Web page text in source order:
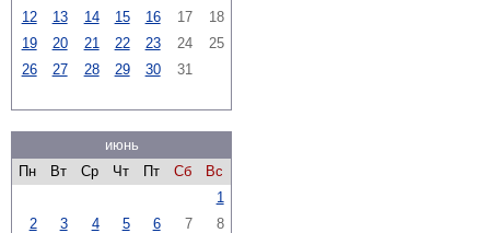
12
13 14 15 16 17
18
19
20 21 22 23 24
25
26
27 28 29 30 31
июнь
Пн
Вт Ср Чт Пт Сб
Вс
1
2
3 4 5 6 7
8